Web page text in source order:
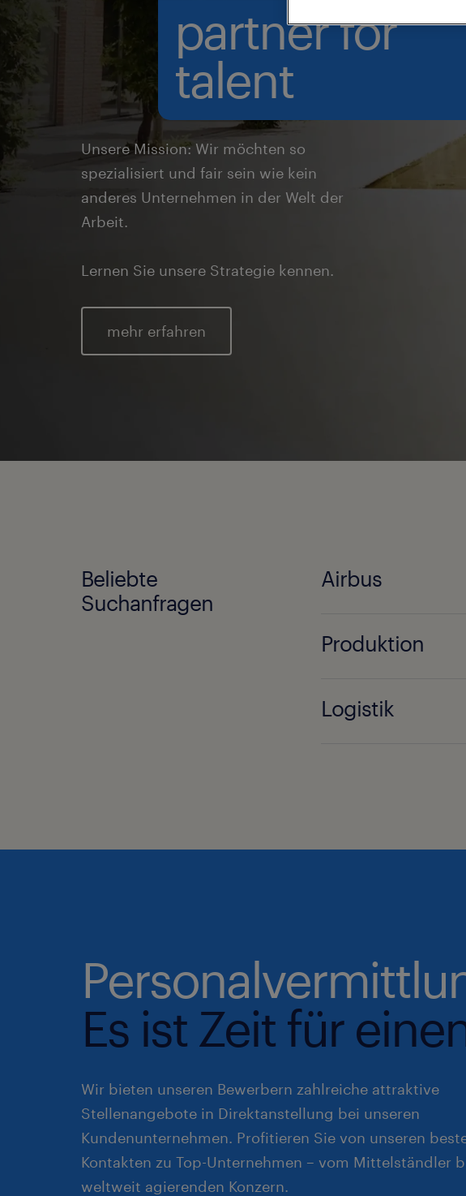
partner for
talent
Unsere Mission: Wir möchten so
spezialisiert und fair sein wie kein
anderes Unternehmen in der Welt der
Arbeit.
Lernen Sie unsere Strategie kennen.
mehr erfahren
Beliebte
Suchanfragen
Airbus
Produktion
Logistik
Es ist Zeit für
Wir bieten unseren Bewerbern zahlreiche attraktive
Stellenangebote in Direktanstellung bei unseren
Kundenunternehmen. Profitieren Sie von unseren
Kontakten zu Top-Unternehmen – vom Mittelständler
weltweit agierenden Konzern.